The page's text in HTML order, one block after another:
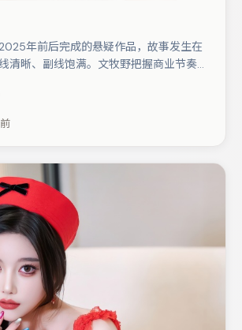
年前后完成的悬疑作品，故事发生在
清晰、副线饱满。文牧野把握商业节奏的
担叙事驱动，小松菜奈、杨幂分别提供反
（视场次而定）。节奏紧凑、反转有